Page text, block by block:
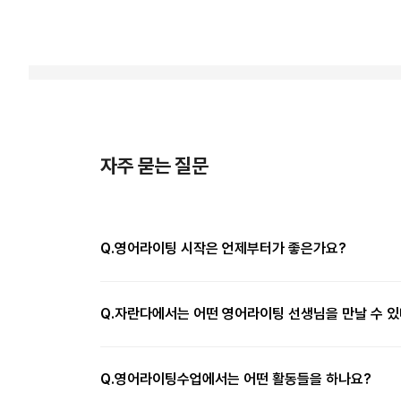
자주 묻는 질문
Q.영어라이팅 시작은 언제부터가 좋은가요?
Q.자란다에서는 어떤 영어라이팅 선생님을 만날 수
Q.영어라이팅수업에서는 어떤 활동들을 하나요?